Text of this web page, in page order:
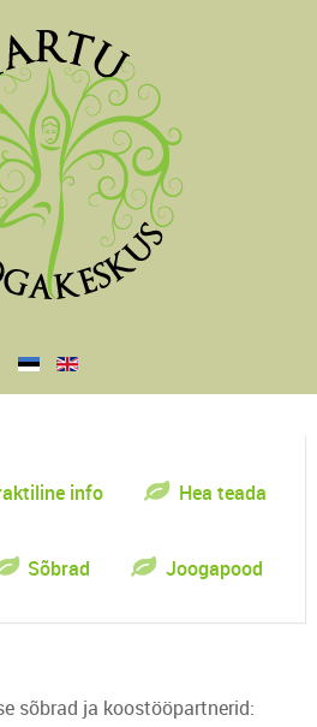
info Hea teada
Sõbrad Joogapood
sõbrad ja koostööpartnerid: